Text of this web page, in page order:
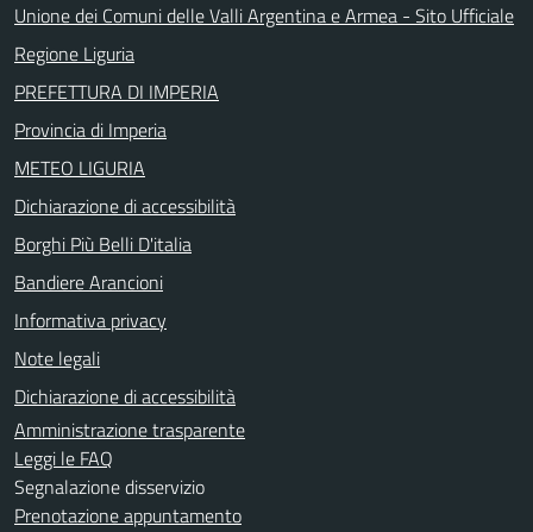
Unione dei Comuni delle Valli Argentina e Armea - Sito Ufficiale
Regione Liguria
PREFETTURA DI IMPERIA
Provincia di Imperia
METEO LIGURIA
Dichiarazione di accessibilità
Borghi Più Belli D'italia
Bandiere Arancioni
Informativa privacy
Note legali
Dichiarazione di accessibilità
Amministrazione trasparente
Leggi le FAQ
Segnalazione disservizio
Prenotazione appuntamento